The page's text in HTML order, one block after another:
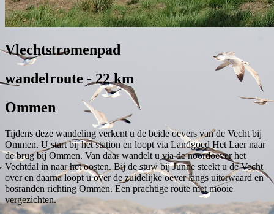
Vlechtstromenpad
wandelroute - 22 km
Ommen
Tijdens deze wandeling verkent u de beide oevers van de Vecht bij
Ommen. U start bij het station en loopt via Landgoed Het Laer naar
de brug bij Ommen. Van daar wandelt u via de noordoever het
Vechtdal in naar het oosten. Bij de stuw bij Junne steekt u de Vecht
over en daarna loopt u over de zuidelijke oever langs uiterwaard en
bosranden richting Ommen. Een prachtige route met mooie
vergezichten.